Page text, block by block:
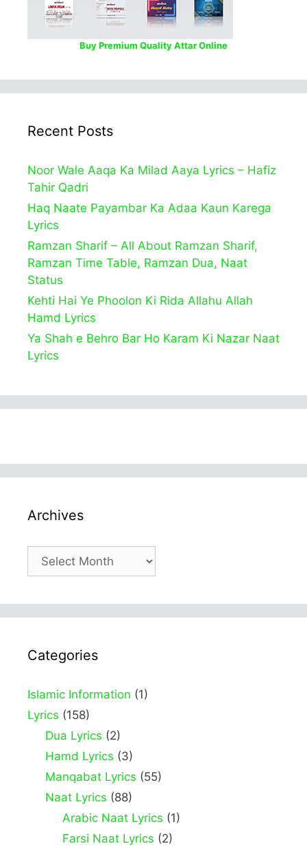
Buy Premium Quality Attar Online
Recent Posts
Noor Wale Aaqa Ka Milad Aaya Lyrics – Hafiz
Tahir Qadri
Haq Naate Payambar Ka Adaa Kaun Karega
Lyrics
Ramzan Sharif – All About Ramzan Sharif,
Ramzan Time Table, Ramzan Dua, Naat
Status
Kehti Hai Ye Phoolon Ki Rida Allahu Allah
Hamd Lyrics
Ya Shah e Behro Bar Ho Karam Ki Nazar Naat
Lyrics
Archives
Archives
Categories
Islamic Information (1)
Lyrics (158)
Dua Lyrics (2)
Hamd Lyrics (3)
Manqabat Lyrics (55)
Naat Lyrics (88)
Arabic Naat Lyrics (1)
Farsi Naat Lyrics (2)